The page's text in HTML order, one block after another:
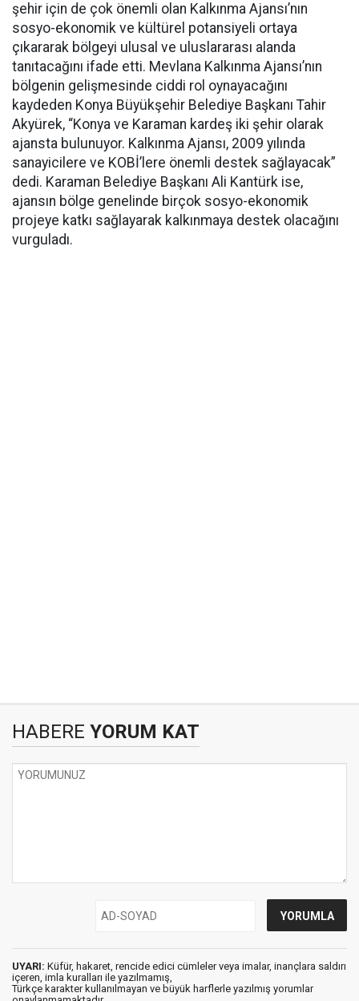
şehir için de çok önemli olan Kalkınma Ajansı’nın
sosyo-ekonomik ve kültürel potansiyeli ortaya
çıkararak bölgeyi ulusal ve uluslararası alanda
tanıtacağını ifade etti. Mevlana Kalkınma Ajansı’nın
bölgenin gelişmesinde ciddi rol oynayacağını
kaydeden Konya Büyükşehir Belediye Başkanı Tahir
Akyürek, “Konya ve Karaman kardeş iki şehir olarak
ajansta bulunuyor. Kalkınma Ajansı, 2009 yılında
sanayicilere ve KOBİ’lere önemli destek sağlayacak”
dedi. Karaman Belediye Başkanı Ali Kantürk ise,
ajansın bölge genelinde birçok sosyo-ekonomik
projeye katkı sağlayarak kalkınmaya destek olacağını
vurguladı.
HABERE YORUM KAT
UYARI: Küfür, hakaret, rencide edici cümleler veya imalar, inançlara saldırı
içeren, imla kuralları ile yazılmamış,
Türkçe karakter kullanılmayan ve büyük harflerle yazılmış yorumlar